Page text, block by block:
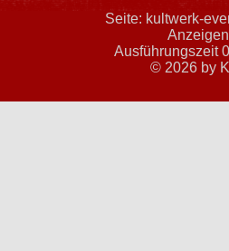
Seite: kultwerk-
Ausführungszeit
© 2026 by